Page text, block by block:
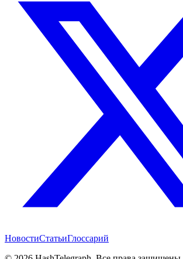
НовостиСтатьиГлоссарий